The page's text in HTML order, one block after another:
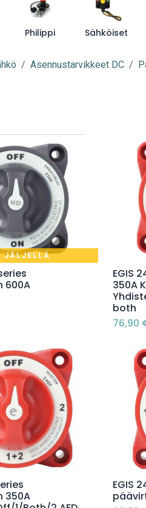
Philippi Sähköiset
Asennustarvikkeet DC
JÄLJELLÄ
ostoskoriin
600A
EGIS
350A
both
76,90
ostoskoriin
350A
EGIS